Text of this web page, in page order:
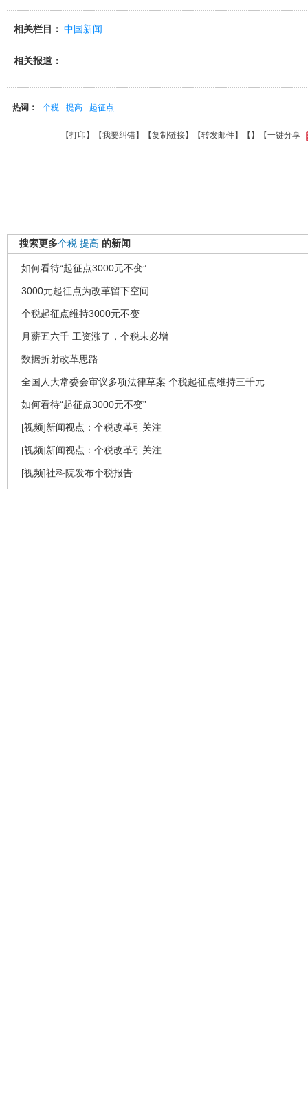
相关栏目： 中国新闻
相关报道：
热词： 个税 提高 起征点
【打印 】【我要纠错】【复制链接】【转发邮件】【 】 【一键分享
搜索更多个税 提高 的新闻
如何看待“起征点3000元不变”
3000元起征点为改革留下空间
个税起征点维持3000元不变
月薪五六千 工资涨了，个税未必增
数据折射改革思路
全国人大常委会审议多项法律草案 个税起征点维持三千元
如何看待“起征点3000元不变”
[视频]新闻视点：个税改革引关注
[视频]新闻视点：个税改革引关注
[视频]社科院发布个税报告